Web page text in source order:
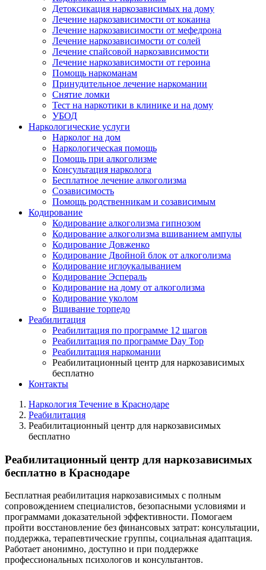
Детоксикация наркозависимых на дому
Лечение наркозависимости от кокаина
Лечение наркозависимости от мефедрона
Лечение наркозависимости от солей
Лечение спайсовой наркозависимости
Лечение наркозависимости от героина
Помощь наркоманам
Принудительное лечение наркомании
Снятие ломки
Тест на наркотики в клинике и на дому
УБОД
Наркологические услуги
Нарколог на дом
Наркологическая помощь
Помощь при алкоголизме
Консультация нарколога
Бесплатное лечение алкоголизма
Созависимость
Помощь родственникам и созависимым
Кодирование
Кодирование алкоголизма гипнозом
Кодирование алкоголизма вшиванием ампулы
Кодирование Довженко
Кодирование Двойной блок от алкоголизма
Кодирование иглоукалыванием
Кодирование Эспераль
Кодирование на дому от алкоголизма
Кодирование уколом
Вшивание торпедо
Реабилитация
Реабилитация по программе 12 шагов
Реабилитация по программе Day Top
Реабилитация наркомании
Реабилитационный центр для наркозависимых
бесплатно
Контакты
Наркология Течение в Краснодаре
Реабилитация
Реабилитационный центр для наркозависимых
бесплатно
Реабилитационный центр для наркозависимых
бесплатно в Краснодаре
Бесплатная реабилитация наркозависимых с полным
сопровождением специалистов, безопасными условиями и
программами доказательной эффективности. Помогаем
пройти восстановление без финансовых затрат: консультации,
поддержка, терапевтические группы, социальная адаптация.
Работает анонимно, доступно и при поддержке
профессиональных психологов и консультантов.